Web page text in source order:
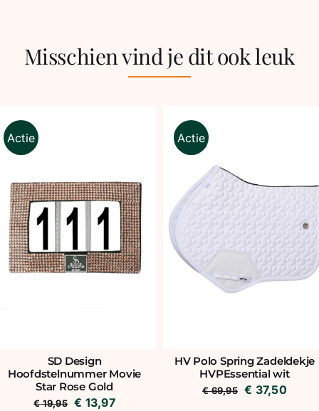
Misschien vind je dit ook leuk
Actie
SD Design
Hoofdstelnummer Movie
Star Rose Gold
€19,95 Oorspronkelijke
€ 13,97Huidige
Actie
HV Polo Spring Zadeldekje
HVPEssential wit
€69,95 € 37,50